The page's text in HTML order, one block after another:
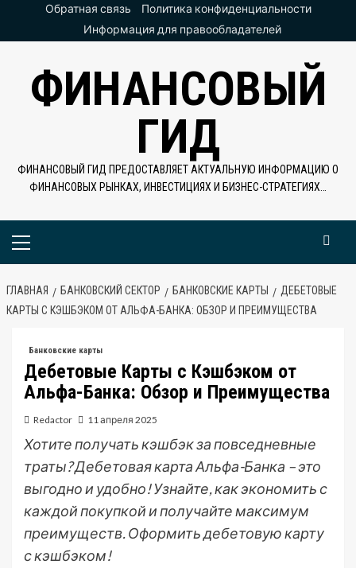
ПерейтиОбратная связь
Политика конфиденциальности
Информация для правообладателей
ФИНАНСОВЫЙ
ГИД
ФИНАНСОВЫЙ ГИД ПРЕДОСТАВЛЯЕТ АКТУАЛЬНУЮ ИНФОРМАЦИЮ О
ФИНАНСОВЫХ РЫНКАХ, ИНВЕСТИЦИЯХ И БИЗНЕС-СТРАТЕГИЯХ…
Основное
ГЛАВНАЯ БАНКОВСКИЙ СЕКТОР БАНКОВСКИЕ КАРТЫ
ДЕБЕТОВЫЕ
КАРТЫ С КЭШБЭКОМ ОТ АЛЬФА-БАНКА: ОБЗОР И ПРЕИМУЩЕСТВА
Банковские карты
Дебетовые Карты с Кэшбэком от
Альфа-Банка: Обзор и Преимущества
Redactor 11 апреля 2025
Хотите получать кэшбэк за повседневные
траты? Дебетовая карта Альфа-Банка – это
выгодно и удобно! Узнайте, как экономить с
каждой покупкой и получайте максимум
преимуществ. Оформить дебетовую карту
с кэшбэком!